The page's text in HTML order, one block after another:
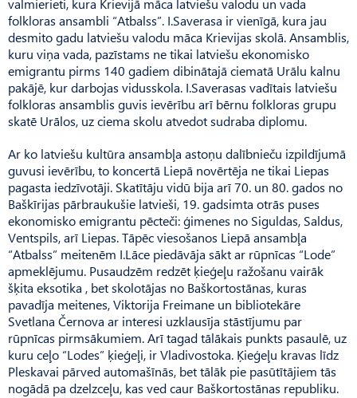
valmierieti, kura Krievijā māca latviešu valodu un vada
folkloras ansamb­li “Atbalss”. I.Sa­verasa ir vienīgā, kura jau
desmito gadu latviešu valodu māca Krievijas skolā. Ansamblis,
kuru viņa vada, pazīstams ne tikai latviešu ekonomisko
emigrantu pirms 140 gadiem dibinātajā ciematā Urālu kal­nu
pakājē, kur darbojas vidusskola. I.Saverasas vadītais latviešu
folkloras ansamblis guvis ievērību arī bērnu folkloras grupu
skatē Urālos, uz ciema skolu atvedot sudraba diplomu.
Ar ko latviešu kultūra ansambļa astoņu dalībnieču izpildījumā
guvusi ievērību, to koncertā Liepā novērtēja ne tikai Liepas
pagasta iedzīvotāji. Skatītāju vidū bija arī 70. un 80. gados no
Baškīrijas pārbraukušie latvieši, 19. gadsimta otrās puses
ekonomisko emigrantu pēcteči: ģimenes no Sigul­das, Saldus,
Ventspils, arī Liepas. Tāpēc viesošanos Liepā ansambļa
“Atbalss” meitenēm I.Lāce piedāvāja sākt ar rūpnīcas “Lode”
apmeklējumu. Pusaudzēm redzēt ķieģeļu ražošanu vairāk
šķita eksotika , bet skolotājas no Baško­rtostānas, kuras
pavadīja meitenes, Viktorija Freimane un bibliotekāre
Svetlana Černova ar interesi uzklausīja stāstījumu par
rūpnīcas pirmsākumiem. Arī tagad tālākais punkts pasaulē, uz
kuru ceļo “Lodes” ķieģeļi, ir Vladivostoka. Ķieģeļu kravas līdz
Pleskavai pārved automašīnās, bet tālāk pie pasūtītājiem tās
nogādā pa dzelzceļu, kas ved caur Baškortostānas republiku.